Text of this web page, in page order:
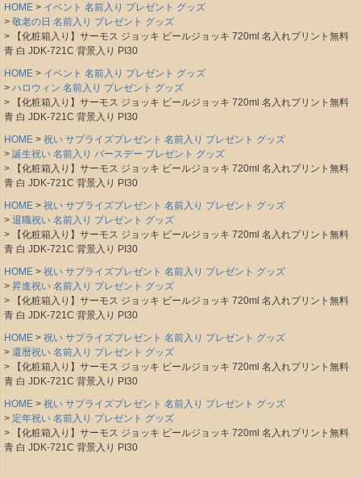
HOME
イベント 名前入り プレゼント グッズ
敬老の日 名前入り プレゼント グッズ
【化粧箱入り】サーモス ジョッキ ビールジョッキ 720ml 名入れプリント無料
青 白 JDK-721C 背景入り PI30
HOME
イベント 名前入り プレゼント グッズ
ハロウィン 名前入り プレゼント グッズ
【化粧箱入り】サーモス ジョッキ ビールジョッキ 720ml 名入れプリント無料
青 白 JDK-721C 背景入り PI30
HOME
祝い サプライズプレゼント 名前入り プレゼント グッズ
誕生祝い 名前入り バースデー プレゼント グッズ
【化粧箱入り】サーモス ジョッキ ビールジョッキ 720ml 名入れプリント無料
青 白 JDK-721C 背景入り PI30
HOME
祝い サプライズプレゼント 名前入り プレゼント グッズ
退職祝い 名前入り プレゼント グッズ
【化粧箱入り】サーモス ジョッキ ビールジョッキ 720ml 名入れプリント無料
青 白 JDK-721C 背景入り PI30
HOME
祝い サプライズプレゼント 名前入り プレゼント グッズ
昇進祝い 名前入り プレゼント グッズ
【化粧箱入り】サーモス ジョッキ ビールジョッキ 720ml 名入れプリント無料
青 白 JDK-721C 背景入り PI30
HOME
祝い サプライズプレゼント 名前入り プレゼント グッズ
還暦祝い 名前入り プレゼント グッズ
【化粧箱入り】サーモス ジョッキ ビールジョッキ 720ml 名入れプリント無料
青 白 JDK-721C 背景入り PI30
HOME
祝い サプライズプレゼント 名前入り プレゼント グッズ
定年祝い 名前入り プレゼント グッズ
【化粧箱入り】サーモス ジョッキ ビールジョッキ 720ml 名入れプリント無料
青 白 JDK-721C 背景入り PI30